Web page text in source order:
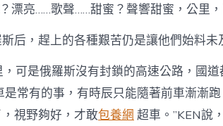
漂亮……歌聲……甜蜜？聲響甜蜜，公里
后，趕上的各種艱苦仍是讓他們始料未
可是俄羅斯沒有封鎖的高速公路，國
是常有的事，有時辰只能隨著前車漸漸
視野夠好，才敢包養網 超車。”KEN說